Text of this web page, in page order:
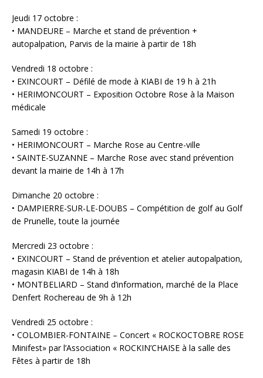
Jeudi 17 octobre :
• MANDEURE – Marche et stand de prévention +
autopalpation, Parvis de la mairie à partir de 18h
Vendredi 18 octobre :
• EXINCOURT – Défilé de mode à KIABI de 19 h à 21h
• HERIMONCOURT – Exposition Octobre Rose à la Maison
médicale
Samedi 19 octobre :
• HERIMONCOURT – Marche Rose au Centre-ville
• SAINTE-SUZANNE – Marche Rose avec stand prévention
devant la mairie de 14h à 17h
Dimanche 20 octobre :
• DAMPIERRE-SUR-LE-DOUBS – Compétition de golf au Golf
de Prunelle, toute la journée
Mercredi 23 octobre :
• EXINCOURT – Stand de prévention et atelier autopalpation,
magasin KIABI de 14h à 18h
• MONTBELIARD – Stand d’information, marché de la Place
Denfert Rochereau de 9h à 12h
Vendredi 25 octobre :
• COLOMBIER-FONTAINE – Concert « ROCKOCTOBRE ROSE
Minifest» par l’Association « ROCKIN’CHAISE à la salle des
Fêtes à partir de 18h